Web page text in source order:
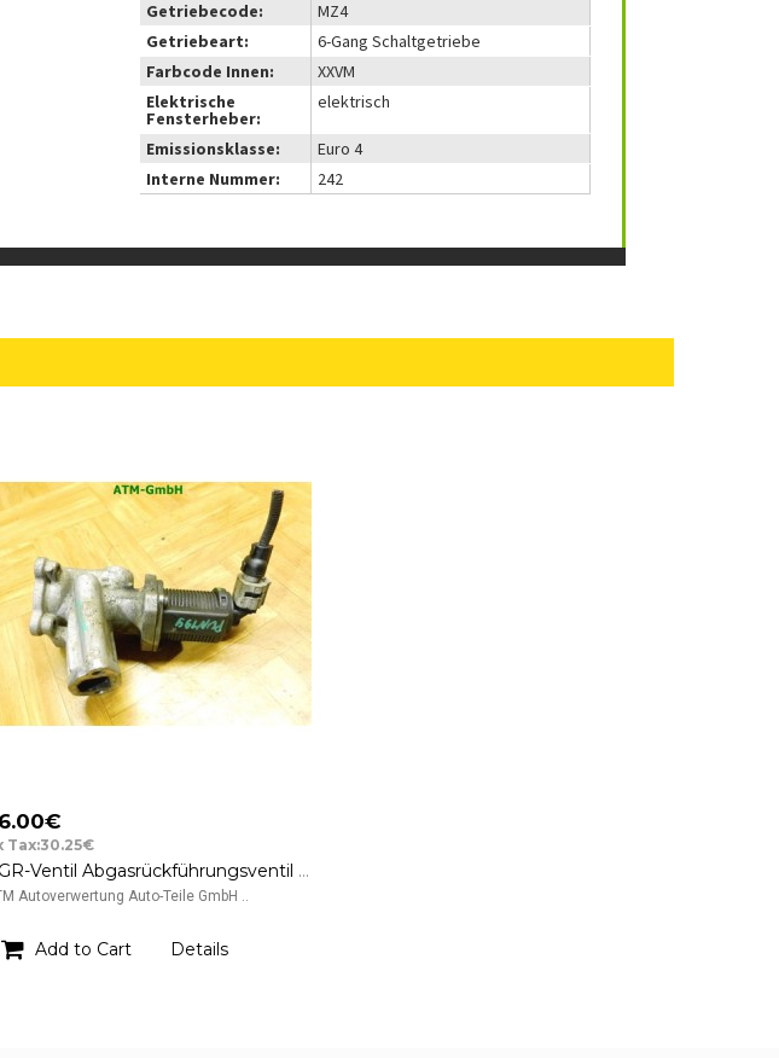
Getriebecode:
MZ4
Getriebeart:
6-Gang Schaltgetriebe
Farbcode Innen:
XXVM
Elektrische
Fensterheber:
elektrisch
Emissionsklasse:
Euro 4
Interne Nummer:
242
Tax:30.25€
AGR-Ventil Abgasrückführungsventil Ventil Fiat Punto 3 III 199 Pierburg
Autoverwertung Auto-Teile GmbH ..
Add to Cart Details